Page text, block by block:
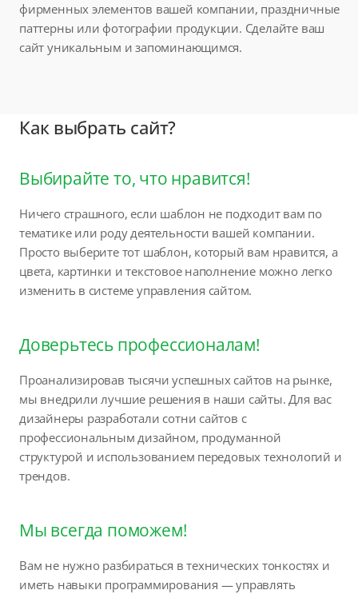
фирменных элементов вашей компании, праздничные
паттерны или фотографии продукции. Сделайте ваш
сайт уникальным и запоминающимся.
Как выбрать сайт?
Выбирайте то, что нравится!
Ничего страшного, если шаблон не подходит вам по
тематике или роду деятельности вашей компании.
Просто выберите тот шаблон, который вам нравится, а
цвета, картинки и текстовое наполнение можно легко
изменить в системе управления сайтом.
Доверьтесь профессионалам!
Проанализировав тысячи успешных сайтов на рынке,
мы внедрили лучшие решения в наши сайты. Для вас
дизайнеры разработали сотни сайтов с
профессиональным дизайном, продуманной
структурой и использованием передовых технологий и
трендов.
Мы всегда поможем!
Вам не нужно разбираться в технических тонкостях и
иметь навыки программирования — управлять